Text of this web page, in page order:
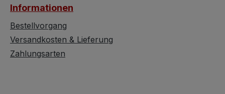
Informationen
Bestellvorgang
Versandkosten & Lieferung
Zahlungsarten